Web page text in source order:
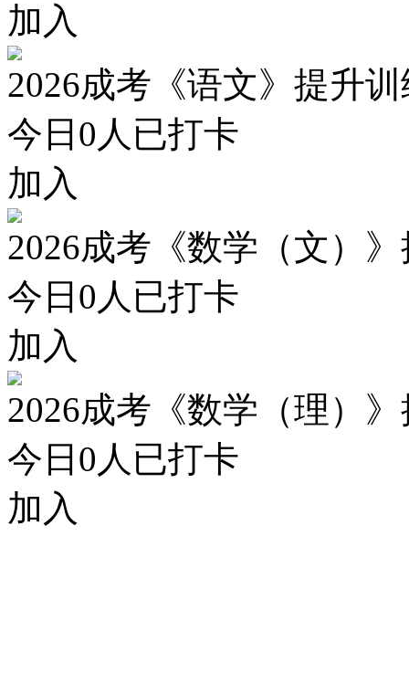
加入
2026成考《语文》提升
今日 0 人已打卡
加入
2026成考《数学（文）
今日 0 人已打卡
加入
2026成考《数学（理）
今日 0 人已打卡
加入